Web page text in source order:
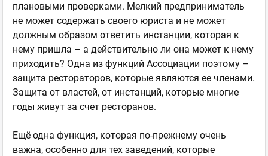
плановыми проверками. Мелкий предприниматель
не может содержать своего юриста и не может
должным образом ответить инстанции, которая к
нему пришла – а действительно ли она может к нему
приходить? Одна из функций Ассоциации поэтому –
защита рестораторов, которые являются ее членами.
Защита от властей, от инстанций, которые многие
годы живут за счет ресторанов.
Ещё одна функция, которая по-прежнему очень
важна, особенно для тех заведений, которые